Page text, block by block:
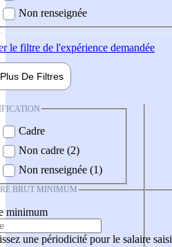
Non renseignée
le filtre de l'expérience demandée
Plus De Filtres
Cadre
Non cadre (2)
Non renseignée (1)
BRUT MINIMUM
minimum
une périodicité pour le salaire saisi